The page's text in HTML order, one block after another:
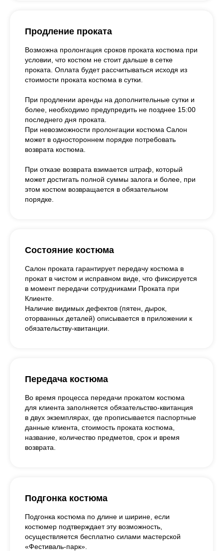
Продление проката
Возможна пролонгация сроков проката костюма при
условии, что костюм не стоит дальше в сетке
проката. Оплата будет рассчитываться исходя из
стоимости проката костюма в сутки.
При продлении аренды на дополнительные сутки и
более, необходимо предупредить не позднее 15:00
последнего дня проката.
При невозможности пролонгации костюма Салон
может в одностороннем порядке потребовать
возврата костюма.
При отказе возврата взимается штраф, который
может достигать полной суммы залога и более, при
этом костюм возвращается в обязательном
порядке.
Состояние костюма
Салон проката гарантирует передачу костюма в
прокат в чистом и исправном виде, что фиксируется
в момент передачи сотрудниками Проката при
Клиенте.
Наличие видимых дефектов (пятен, дырок,
оторванных деталей) описывается в приложении к
обязательству-квитанции.
Передача костюма
Во время процесса передачи прокатом костюма
для клиента заполняется обязательство-квитанция
в двух экземплярах, где прописывается паспортные
данные клиента, стоимость проката костюма,
название, количество предметов, срок и время
возврата.
Подгонка костюма
Подгонка костюма по длине и ширине, если
костюмер подтверждает эту возможность,
осуществляется бесплатно силами мастерской
«Фестиваль-парк».